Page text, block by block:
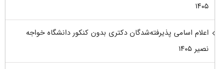
۱۴۰۵
اعلام اسامی پذیرفته‌شدگان دکتری بدون کنکور دانشگاه خواجه
نصیر ۱۴۰۵